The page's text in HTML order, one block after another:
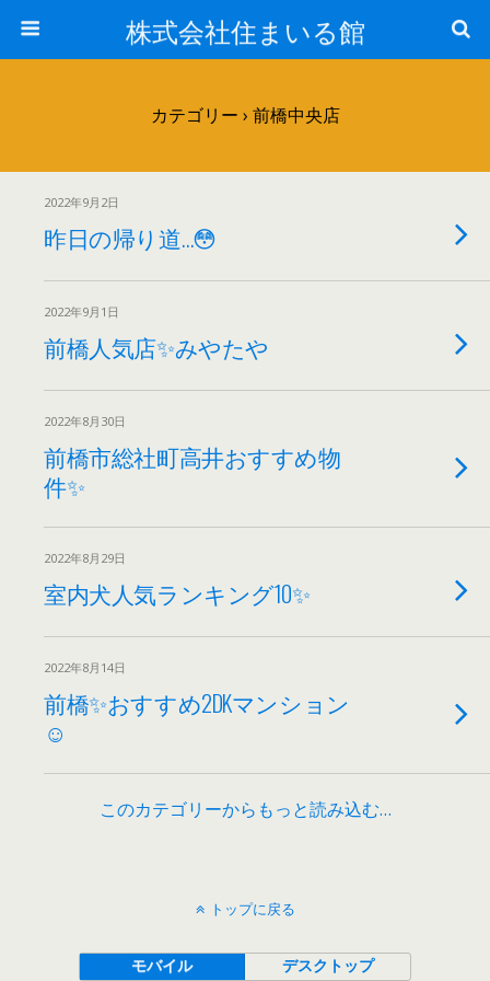
株式会社住まいる館
カテゴリー › 前橋中央店
2022年9月2日
昨日の帰り道…😳
2022年9月1日
前橋人気店✨みやたや
2022年8月30日
前橋市総社町高井おすすめ物
件✨
2022年8月29日
室内犬人気ランキング10✨
2022年8月14日
前橋✨おすすめ2DKマンション
☺️
このカテゴリーからもっと読み込む…
トップに戻る
モバイル デスクトップ